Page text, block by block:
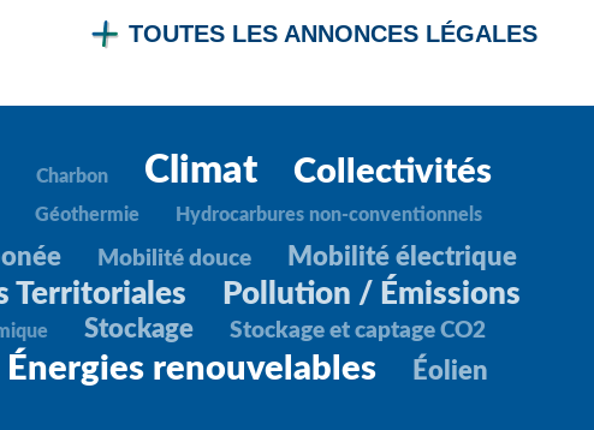
TOUTES LES ANNONCES LÉGALES
Charbon Climat Collectivités
Géothermie Hydrocarbures non-conventionnels
Mobilité douce Mobilité électrique
Territoriales Pollution / Émissions
Stockage Stockage et captage CO2
Énergies renouvelables Éolien